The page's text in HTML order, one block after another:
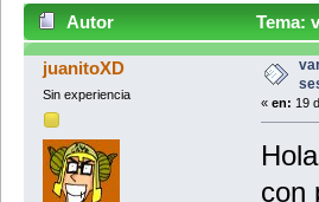
Autor
Tema:
session_id() (Leído 6240 veces)
juanitoXD
Sin experiencia
« en: 19
con